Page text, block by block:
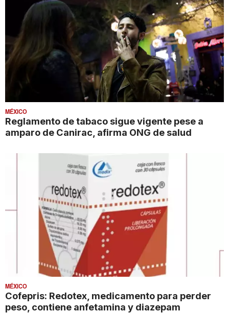
MÉXICO
Reglamento de tabaco sigue vigente pese a
amparo de Canirac, afirma ONG de salud
MÉXICO
Cofepris: Redotex, medicamento para perder
peso, contiene anfetamina y diazepam